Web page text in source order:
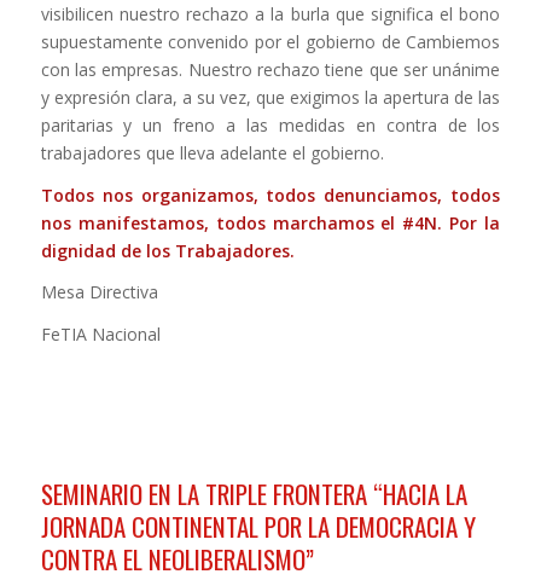
visibilicen nuestro rechazo a la burla que significa el bono
supuestamente convenido por el gobierno de Cambiemos
con las empresas. Nuestro rechazo tiene que ser unánime
y expresión clara, a su vez, que exigimos la apertura de las
paritarias y un freno a las medidas en contra de los
trabajadores que lleva adelante el gobierno.
Todos nos organizamos, todos denunciamos, todos
nos manifestamos, todos marchamos el #4N. Por la
dignidad de los Trabajadores.
Mesa Directiva
FeTIA Nacional
SEMINARIO EN LA TRIPLE FRONTERA “HACIA LA
JORNADA CONTINENTAL POR LA DEMOCRACIA Y
CONTRA EL NEOLIBERALISMO”